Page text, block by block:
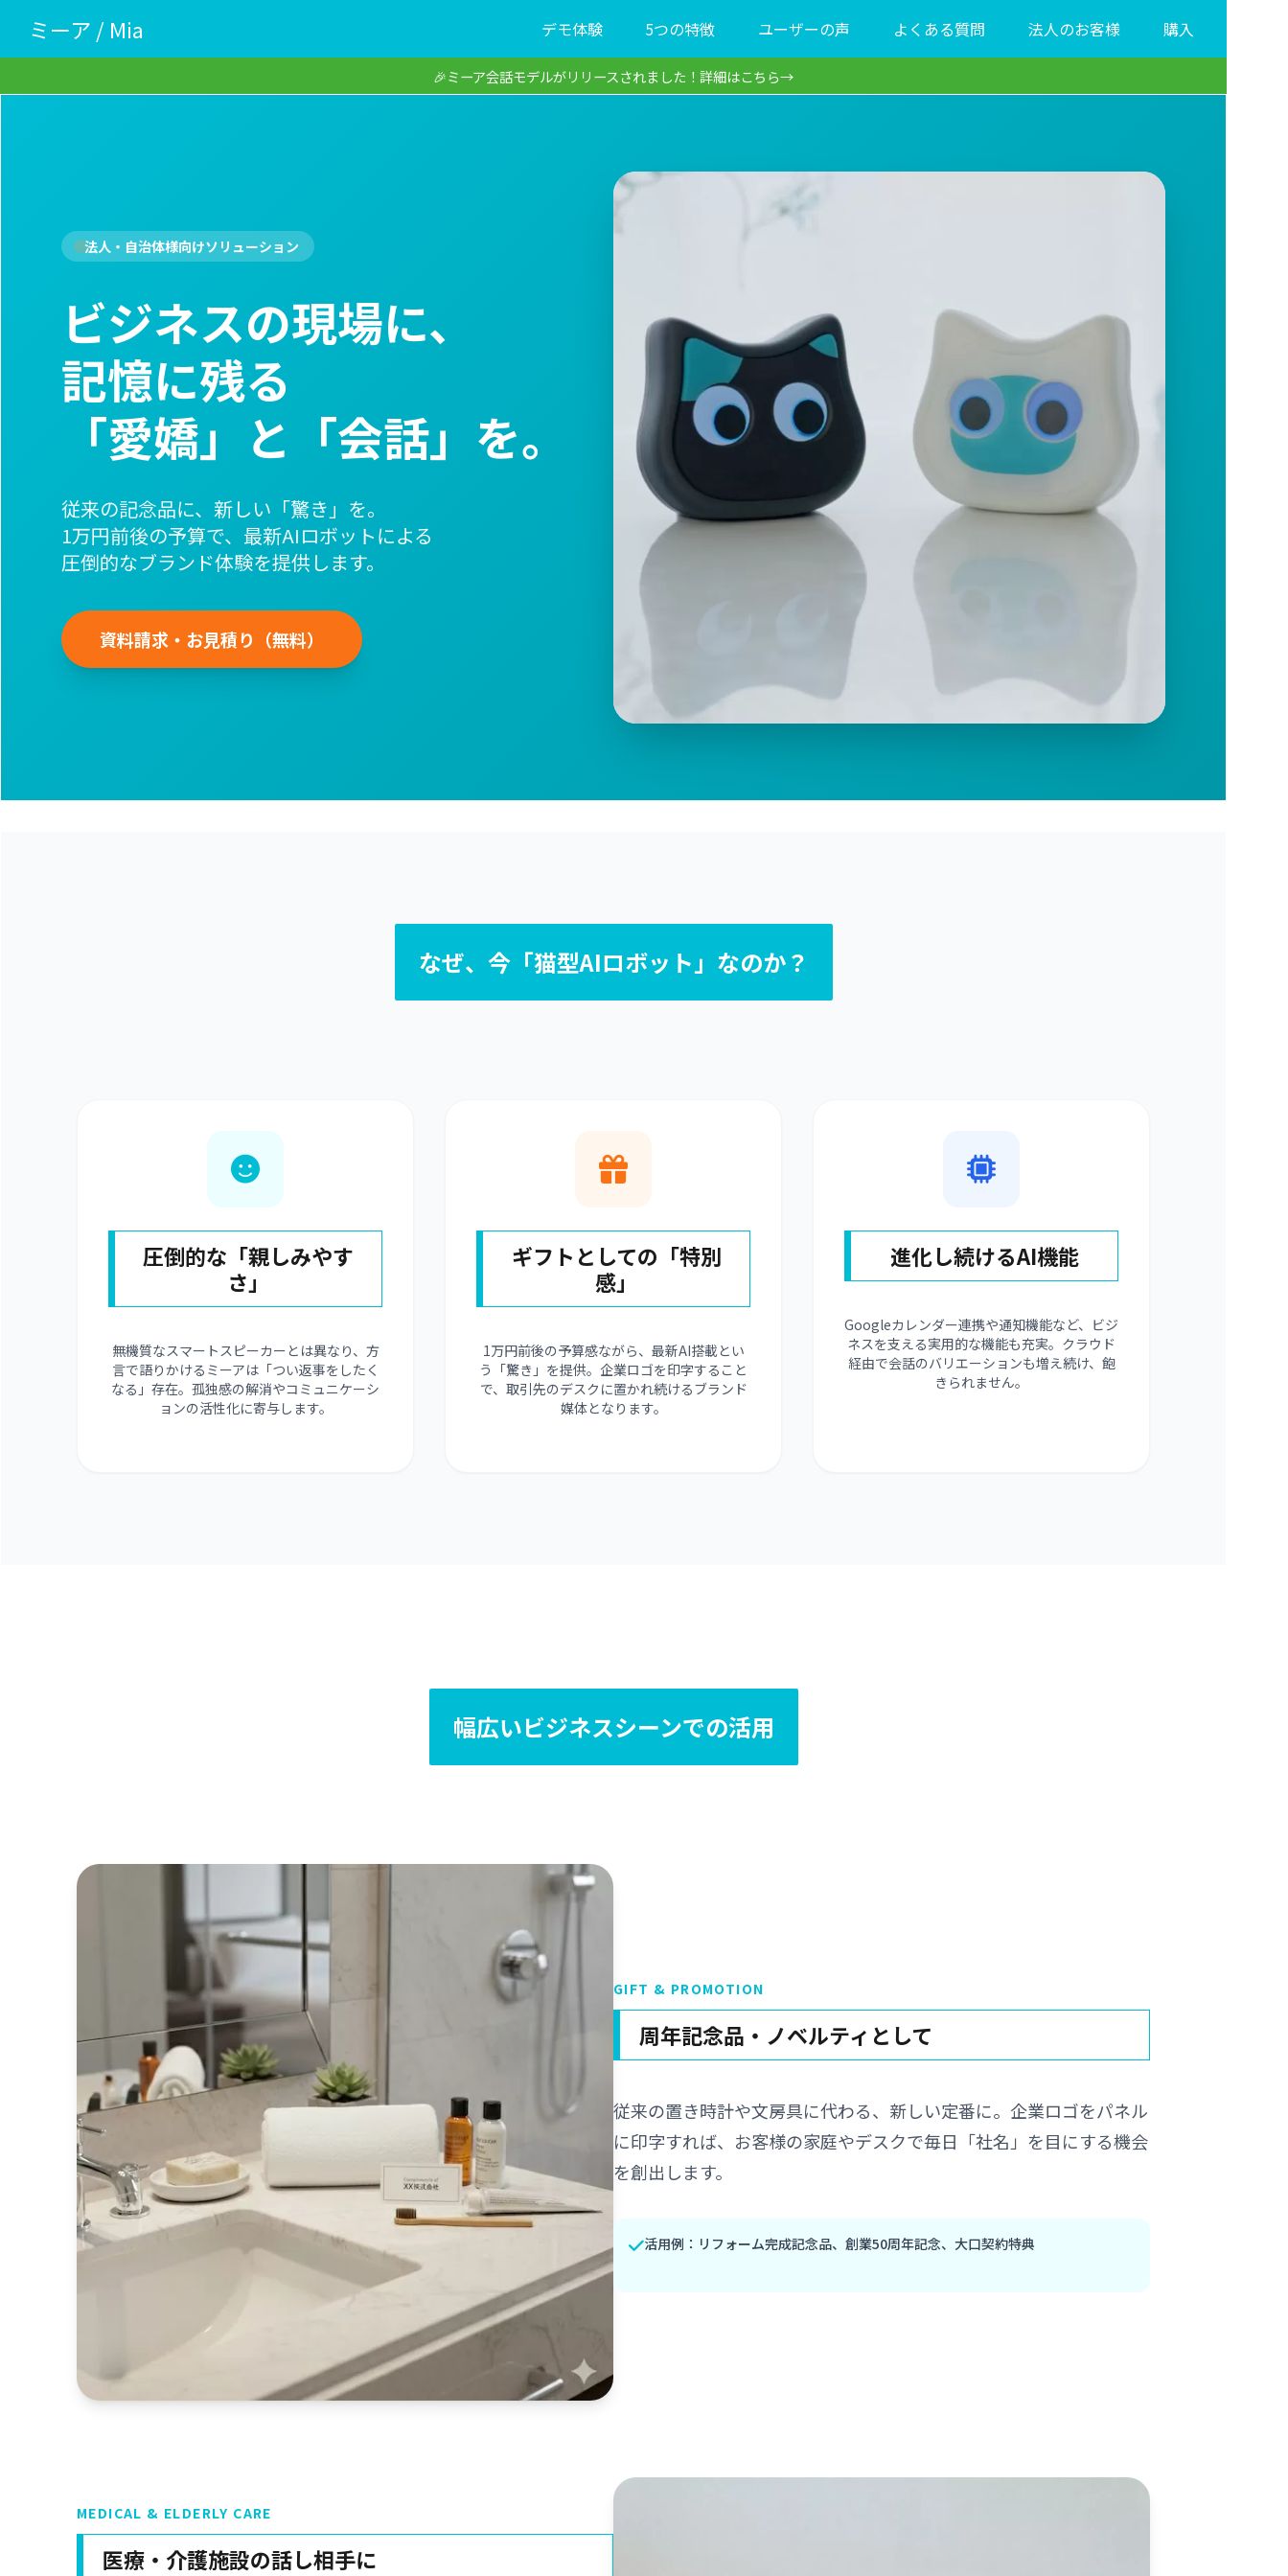
ミーア / Mia デモ体験 5つの特徴 ユーザーの声 よくある質問 法人のお客様 購入
🎉ミーア会話モデルがリリースされました！詳細はこちら→
法人・自治体様向けソリューション
ビジネスの現場に、
記憶に残る
「愛嬌」と「会話」を。
従来の記念品に、新しい「驚き」を。
1万円前後の予算で、最新AIロボットによる
圧倒的なブランド体験を提供します。
資料請求・お見積り（無料）
なぜ、今「猫型AIロボット」なのか？
圧倒的な「親しみやす
さ」
無機質なスマートスピーカーとは異なり、方
言で語りかけるミーアは「つい返事をしたく
なる」存在。孤独感の解消やコミュニケーシ
ョンの活性化に寄与します。
ギフトとしての「特別
感」
1万円前後の予算感ながら、最新AI搭載とい
う「驚き」を提供。企業ロゴを印字すること
で、取引先のデスクに置かれ続けるブランド
媒体となります。
進化し続けるAI機能
Googleカレンダー連携や通知機能など、ビジ
ネスを支える実用的な機能も充実。クラウド
経由で会話のバリエーションも増え続け、飽
きられません。
幅広いビジネスシーンでの活用
GIFT & PROMOTION
周年記念品・ノベルティとして
従来の置き時計や文房具に代わる、新しい定番に。企業ロゴをパネル
に印字すれば、お客様の家庭やデスクで毎日「社名」を目にする機会
を創出します。
活用例：リフォーム完成記念品、創業50周年記念、大口契約特典
MEDICAL & ELDERLY CARE
医療・介護施設の話し相手に